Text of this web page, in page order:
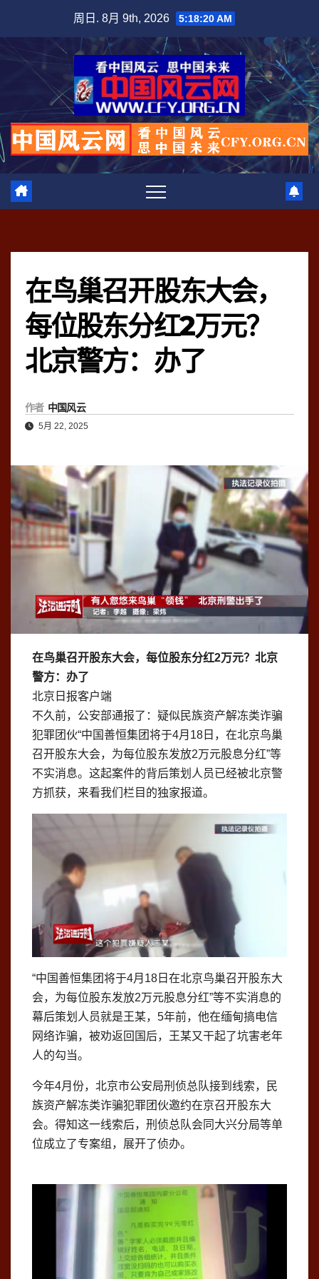
周日. 8月 9th, 2026 5:18:21 AM
在鸟巢召开股东大会，
每位股东分红2万元？
北京警方：办了
作者 中国风云
5月 22, 2025
在鸟巢召开股东大会，每位股东分红2万元？北京
警方：办了
北京日报客户端
不久前，公安部通报了：疑似民族资产解冻类诈骗
犯罪团伙“中国善恒集团将于4月18日，在北京鸟巢
召开股东大会，为每位股东发放2万元股息分红”等
不实消息。这起案件的背后策划人员已经被北京警
方抓获，来看我们栏目的独家报道。
“中国善恒集团将于4月18日在北京鸟巢召开股东大
会，为每位股东发放2万元股息分红”等不实消息的
幕后策划人员就是王某，5年前，他在缅甸搞电信
网络诈骗，被劝返回国后，王某又干起了坑害老年
人的勾当。
今年4月份， 北京市公安局刑侦总队接到线索，民
族资产解冻类诈骗犯罪团伙邀约在京召开股东大
会。得知这一线索后，刑侦总队会同大兴分局等单
位成立了专案组，展开了侦办。